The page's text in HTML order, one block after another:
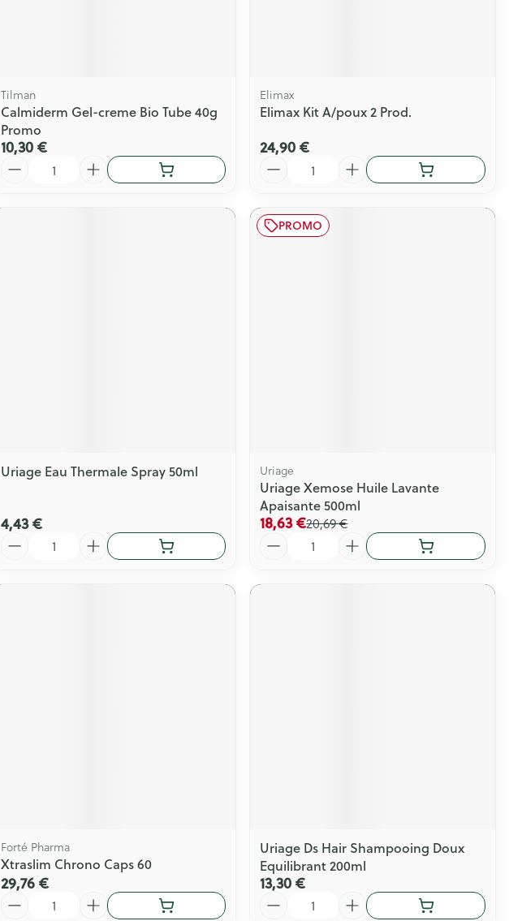
Tilman
Calmiderm Gel-creme Bio Tube 40g
Promo
10,30 €
Quantité
Elimax
Elimax Kit A/poux 2 Prod.
24,90 €
Quantité
Uriage Eau Thermale Spray 50ml
4,43 €
Quantité
PROMO
Uriage
Uriage Xemose Huile Lavante
Apaisante 500ml
20,69 €
18,63 €
Quantité
Forté Pharma
Xtraslim Chrono Caps 60
29,76 €
Quantité
Uriage Ds Hair Shampooing Doux
Equilibrant 200ml
13,30 €
Quantité